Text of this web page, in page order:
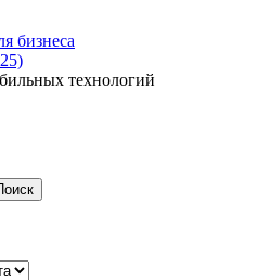
бизнеса
технологий